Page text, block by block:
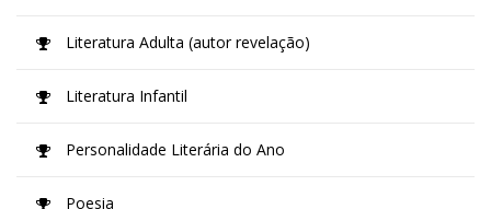
Literatura Adulta (autor revelação)
Literatura Infantil
Personalidade Literária do Ano
Poesia